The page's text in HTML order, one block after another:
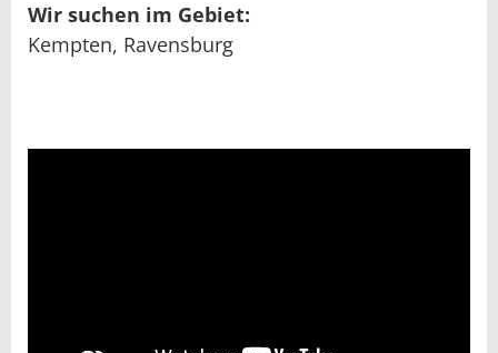
Wir suchen im Gebiet:
Kempten, Ravensburg